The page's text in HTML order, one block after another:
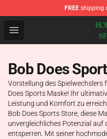
FREE shipping
Open menu
Bob Does Sports
Bob Does
Vorstellung des Spielwechslers
Does Sports Maske! Ihr
Leistung und Komfort zu
Bob Does Sports Store, diese
unvergleichliches Potenzial auf
entsperren. Mit seiner